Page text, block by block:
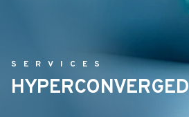
SERVICES
HYPERCONVERGED